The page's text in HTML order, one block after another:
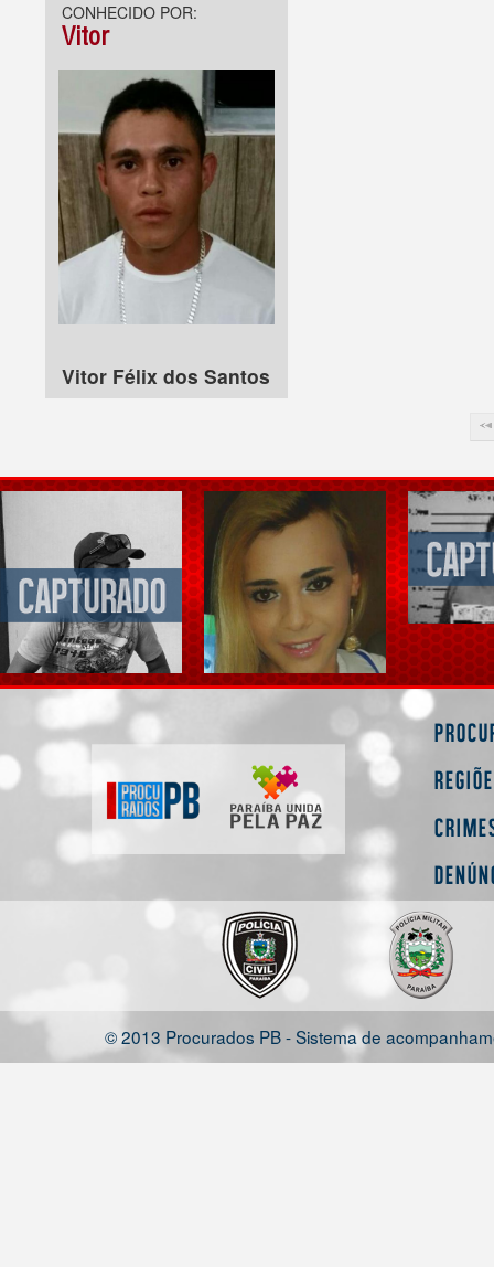
CONHECIDO POR:
Vitor
Vitor Félix dos Santos
© 2013 Procurados PB - Sistema de